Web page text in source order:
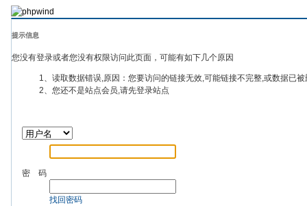
提示信息
您没有登录或者您没有权限访问此页面，可能有如下几个原因
1、读取数据错误,原因：您要访问的链接无效,可能链接不完整,或数据已
2、您还不是站点会员,请先登录站点
密 码
找回密码